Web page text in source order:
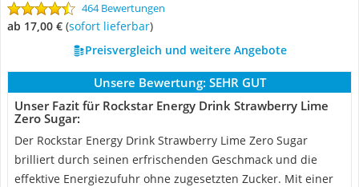
464 Bewertungen
ab 17,00 € ( Sofort lieferbar)
Preisvergleich und weitere Angebote
Unsere Bewertung: SEHR GUT
Unser Fazit für Rockstar Energy Drink Strawberry Lime
Zero Sugar:
Der Rockstar Energy Drink Strawberry Lime Zero Sugar
brilliert durch seinen erfrischenden Geschmack und die
effektive Energiezufuhr ohne zugesetzten Zucker. Mit einer